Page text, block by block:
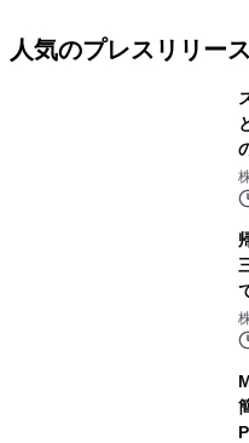
人気のプレスリリース